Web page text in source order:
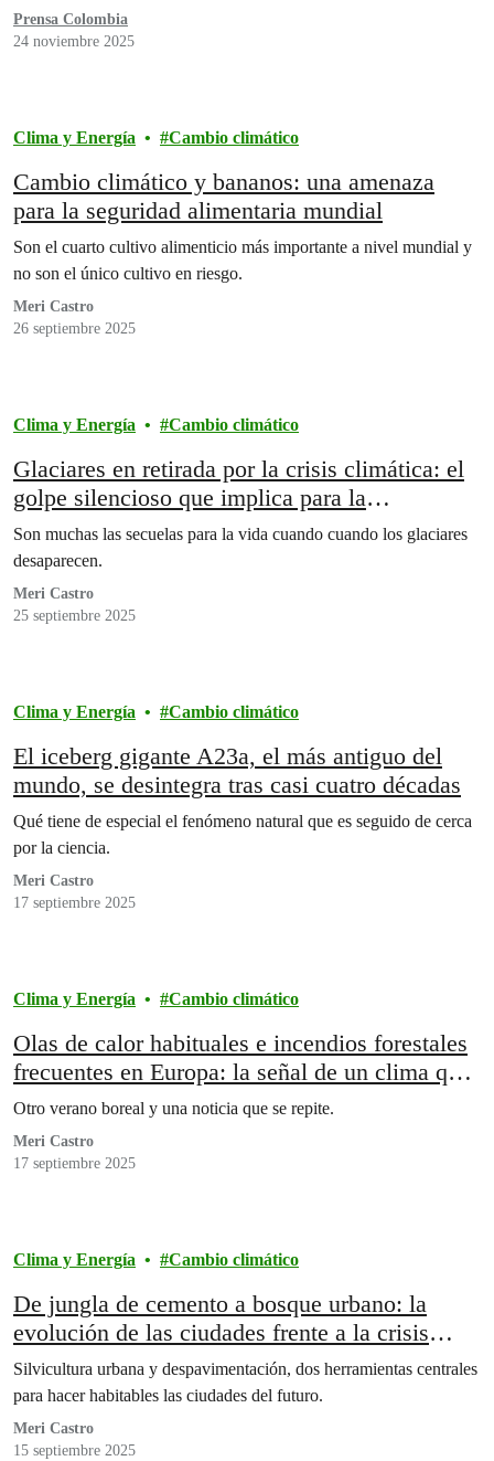
Prensa Colombia
24 noviembre 2025
Clima y Energía Cambio climático
Cambio climático y bananos: una amenaza
para la seguridad alimentaria mundial
Son el cuarto cultivo alimenticio más importante a nivel mundial y
no son el único cultivo en riesgo.
Meri Castro
26 septiembre 2025
Clima y Energía Cambio climático
Glaciares en retirada por la crisis climática: el
golpe silencioso que implica para la
biodiversidad que habita en el hielo
Son muchas las secuelas para la vida cuando cuando los glaciares
desaparecen.
Meri Castro
25 septiembre 2025
Clima y Energía Cambio climático
El iceberg gigante A23a, el más antiguo del
mundo, se desintegra tras casi cuatro décadas
Qué tiene de especial el fenómeno natural que es seguido de cerca
por la ciencia.
Meri Castro
17 septiembre 2025
Clima y Energía Cambio climático
Olas de calor habituales e incendios forestales
frecuentes en Europa: la señal de un clima que
cambió para siempre
Otro verano boreal y una noticia que se repite.
Meri Castro
17 septiembre 2025
Clima y Energía Cambio climático
De jungla de cemento a bosque urbano: la
evolución de las ciudades frente a la crisis
climática
Silvicultura urbana y despavimentación, dos herramientas centrales
para hacer habitables las ciudades del futuro.
Meri Castro
15 septiembre 2025